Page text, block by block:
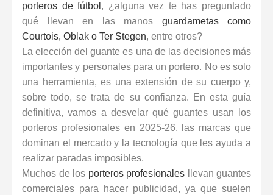
porteros de fútbol , ¿alguna vez te has preguntado
qué llevan en las manos guardametas como
Courtois, Oblak o Ter Stegen, entre otros?
La elección del guante es una de las decisiones más
importantes y personales para un portero. No es solo
una herramienta, es una extensión de su cuerpo y,
sobre todo, se trata de su confianza. En esta guía
definitiva, vamos a desvelar qué guantes usan los
porteros profesionales en 2025-26, las marcas que
dominan el mercado y la tecnología que les ayuda a
realizar paradas imposibles.
Muchos de los porteros profesionales llevan guantes
comerciales para hacer publicidad, ya que suelen